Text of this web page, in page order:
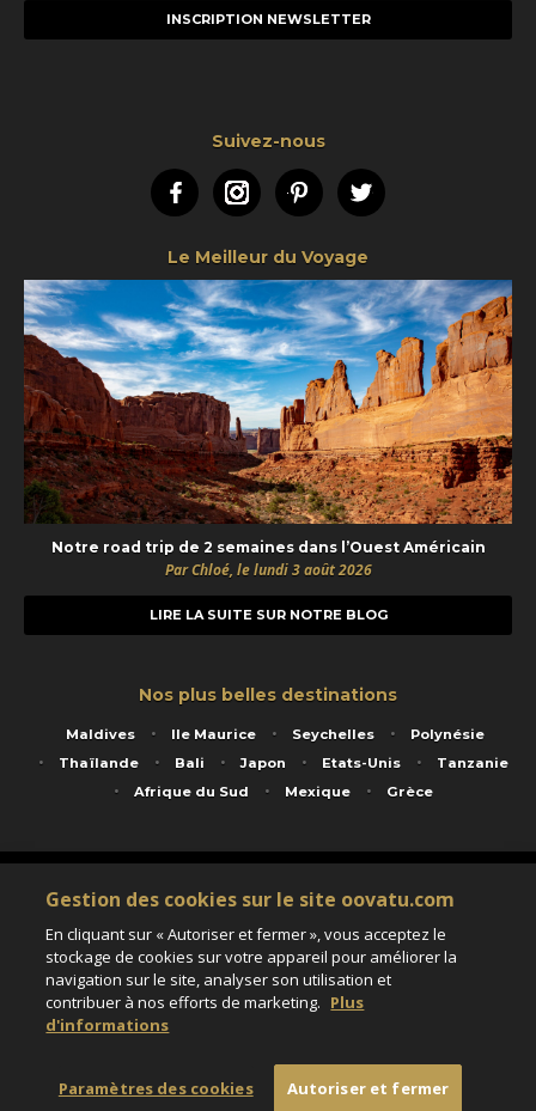
Suivez-nous
FacebookInstagramPinterestTwitter
Le Meilleur du Voyage
Notre road trip de 2 semaines dans l’Ouest Américain
Par Chloé, le lundi 3 août 2026
LIRE LA SUITE SUR NOTRE BLOG
Nos plus belles destinations
Maldives Ile Maurice Seychelles
Polynésie
Thaïlande
Bali Japon Etats-Unis
Tanzanie
Afrique du Sud
Mexique Grèce
Service animé par Nautil Voyages - 22 rue Georges Picquart 75017 Paris - S.A.S
au capital de 155 696 euros - RCS Paris B 423 671 973 - Code APE 7911Z
Matricule Atout France IM075100020 - Garantie financière Groupama - Agrément IATA
Assurance responsabilité civile et professionnelle HISCOX RCP0081066
Paramètres des cookies
Gestion des cookies sur le site oovatu.com
En cliquant sur « Autoriser et fermer », vous acceptez le
stockage de cookies sur votre appareil pour améliorer la
navigation sur le site, analyser son utilisation et
contribuer à nos efforts de marketing. Plus
d'informations
Paramètres des cookies Autoriser et fermer